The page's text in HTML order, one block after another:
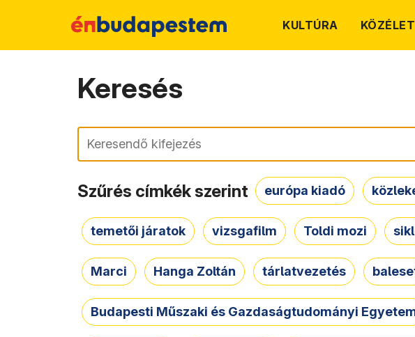
KULTÚRA KÖZÉLET
Keresés
Keresés
Szűrés címkék szerint európa kiadó
temetői járatok vizsgafilm Toldi mozi
Marci Hanga Zoltán tárlatvezetés
Budapesti Műszaki és Gazdaságtudományi